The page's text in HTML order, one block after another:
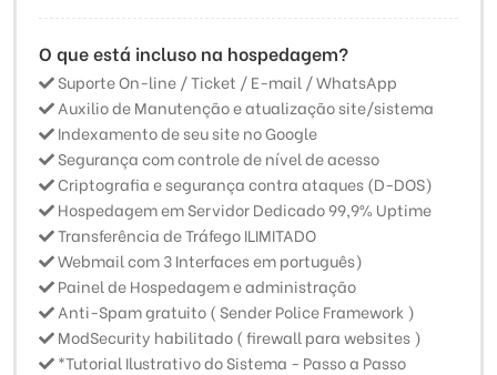
O que está incluso na hospedagem?
Suporte On-line / Ticket / E-mail / WhatsApp
Auxilio de Manutenção e atualização site/sistema
Indexamento de seu site no Google
Segurança com controle de nível de acesso
Criptografia e segurança contra ataques (D-DOS)
Hospedagem em Servidor Dedicado 99,9% Uptime
Transferência de Tráfego ILIMITADO
Webmail com 3 Interfaces em português)
Painel de Hospedagem e administração
Anti-Spam gratuito ( Sender Police Framework )
ModSecurity habilitado ( firewall para websites )
*Tutorial Ilustrativo do Sistema - Passo a Passo